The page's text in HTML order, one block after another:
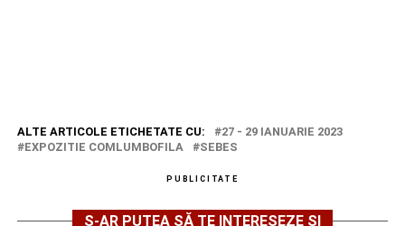
ALTE ARTICOLE ETICHETATE CU:
27 - 29 IANUARIE 2023
EXPOZITIE COMLUMBOFILA
SEBES
PUBLICITATE
S-AR PUTEA SĂ TE INTERESEZE ȘI